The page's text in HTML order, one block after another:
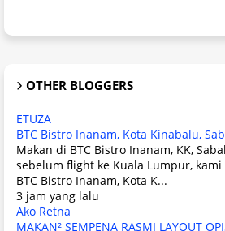
OTHER BLOGGERS
ETUZA
BTC Bistro Inanam, Kota Kinabalu,
Makan di BTC Bistro Inanam, KK,
sebelum flight ke Kuala Lumpur,
BTC Bistro Inanam, Kota K...
3 jam yang lalu
Ako Retna
MAKAN² SEMPENA RASMI LAYOUT